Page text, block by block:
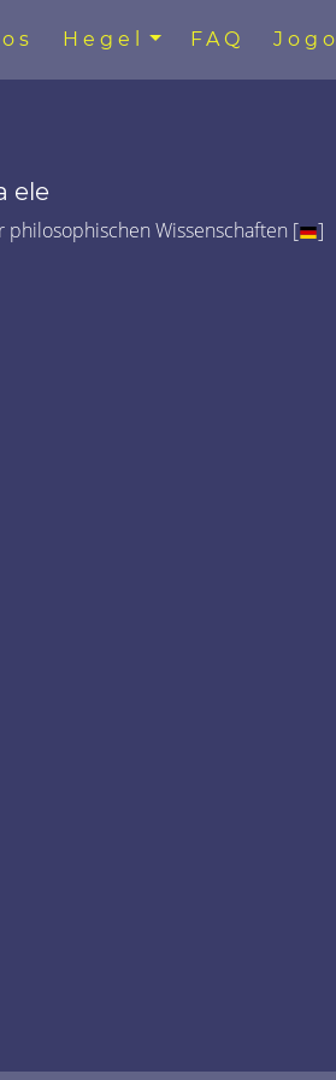
Hegel FAQ Jogo
ele
philosophischen Wissenschaften [ ]